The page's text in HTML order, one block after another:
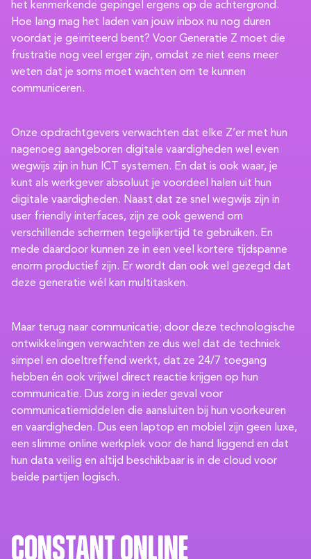
het kenmerkende gepingel ergens op de achtergrond.
Hoe lang mag het laden van jouw inbox nu nog duren
voordat je geïrriteerd bent? Voor Generatie Z moet die
frustratie nog veel erger zijn, omdat ze niet eens meer
weten dat je soms moet wachten om te kunnen
communiceren.
Onze opdrachtgevers verwachten dat elke Z’er met hun
nagenoeg aangeboren digitale vaardigheden wel even
wegwijs zijn in hun ICT systemen. En dat is ook waar, je
kunt als werkgever absoluut je voordeel halen uit hun
digitale vaardigheden. Naast dat ze snel wegwijs zijn in
user friendly interfaces, zijn ze ook gewend om
verschillende schermen tegelijkertijd te gebruiken. En
mede daardoor kunnen ze in een veel kortere tijdspanne
enorm productief zijn. Er wordt dan ook wel gezegd dat
deze generatie wél kan multitasken.
Maar terug naar communicatie; door deze technologische
ontwikkelingen verwachten ze dus wel dat de techniek
simpel en doeltreffend werkt, dat ze 24/7 toegang
hebben én ook vrijwel direct reactie krijgen op hun
communicatie. Dus zorg in ieder geval voor
communicatiemiddelen die aansluiten bij hun voorkeuren
en vaardigheden. Dus een laptop en mobiel zijn geen luxe,
een slimme online werkplek voor de hand liggend en dat
hun data veilig en altijd beschikbaar is in de cloud voor
beide partijen logisch.
Constant online